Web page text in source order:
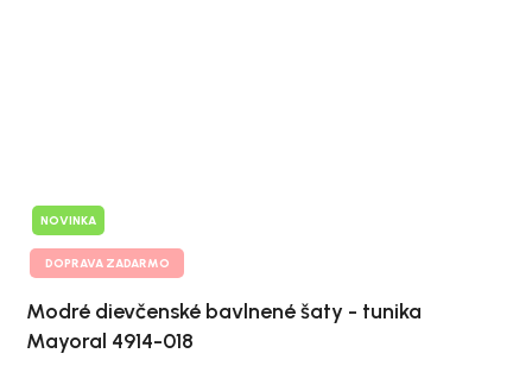
NOVINKA
DOPRAVA ZADARMO
Modré dievčenské bavlnené šaty - tunika
Mayoral 4914-018